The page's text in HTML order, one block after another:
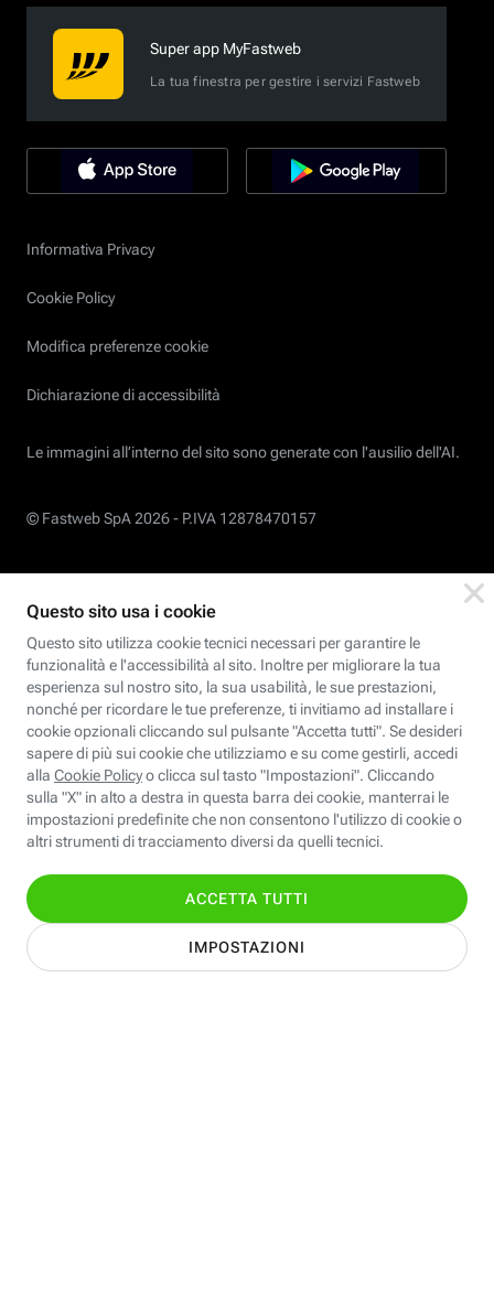
Super app MyFastweb
La tua finestra per gestire i servizi Fastweb
Informativa Privacy
Cookie Policy
Modifica preferenze cookie
Dichiarazione di accessibilità
Le immagini all’interno del sito sono generate con l'ausilio dell'AI.
© Fastweb SpA 2026 - P.IVA 12878470157